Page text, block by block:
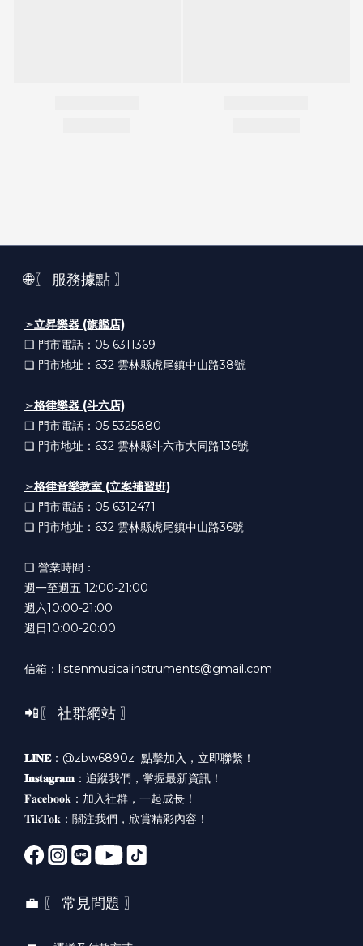
🌐〖 服務據點 〗
➣立昇樂器 (旗艦店)
❏ 門市電話：05-6311369
❏ 門市地址：632 雲林縣虎尾鎮中山路38號
➣格律樂器 (斗六店)
❏ 門市電話：05-5325880
❏ 門市地址：632 雲林縣斗六市大同路136號
➣格律音樂教室 (立案補習班)
❏ 門市電話：05-6312471
❏ 門市地址：632 雲林縣虎尾鎮中山路36號
❏ 營業時間：
週一至週五 12:00-21:00
週六10:00-21:00
週日10:00-20:00
信箱：listenmusicalinstruments@gmail.com
📲〖 社群網站 〗
𝐋𝐈𝐍𝐄：@zbw6890z 點擊加入，立即聯繫！
𝐈𝐧𝐬𝐭𝐚𝐠𝐫𝐚𝐦 ： 追蹤我們，掌握最新資訊！
𝐅𝐚𝐜𝐞𝐛𝐨𝐨𝐤： 加入社群，一起成長！
𝐓𝐢𝐤𝐓𝐨𝐤： 關注我們，欣賞精彩內容！
💼 〖 常見問題 〗